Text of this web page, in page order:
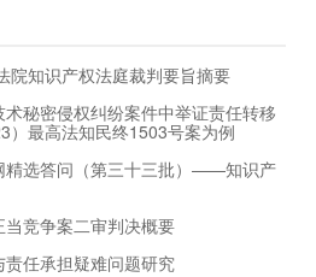
院知识产权法庭裁判要旨摘要
秘密侵权纠纷案件中举证责任转移
最高法知民终1503号案为例
精选答问（第三十三批）——知识产
竞争案二审判决概要
任承担疑难问题研究